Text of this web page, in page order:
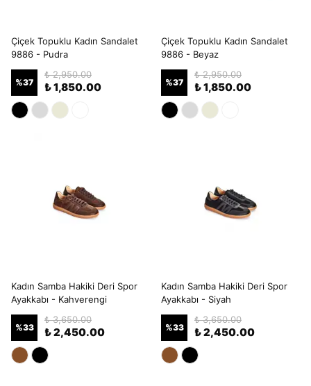
Çiçek Topuklu Kadın Sandalet
9886 - Pudra
%37
₺ 2,950.00
₺ 1,850.00
Çiçek Topuklu Kadın Sandalet
9886 - Beyaz
%37
₺ 2,950.00
₺ 1,850.00
Kadın Samba Hakiki Deri Spor
Ayakkabı - Kahverengi
%33
₺ 3,650.00
₺ 2,450.00
Kadın Samba Hakiki Deri Spor
Ayakkabı - Siyah
%33
₺ 3,650.00
₺ 2,450.00